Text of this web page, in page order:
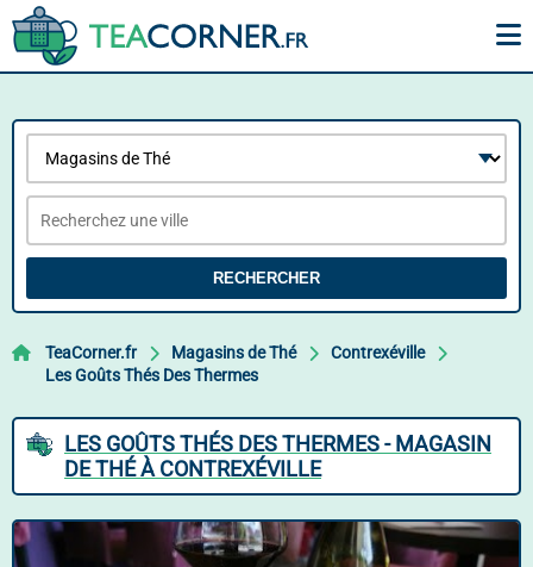
RECHERCHER
TeaCorner.fr Magasins de Thé
Contrexéville
Les Goûts Thés Des Thermes
LES GOÛTS THÉS DES THERMES - MAGASIN
DE THÉ À CONTREXÉVILLE